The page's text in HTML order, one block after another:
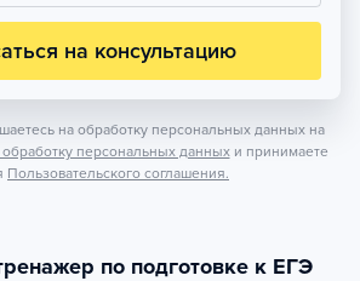
на консультацию
на обработку персональных данных на
обработку персональных данных и принимаете
Пользовательского соглашения.
по подготовке к ЕГЭ